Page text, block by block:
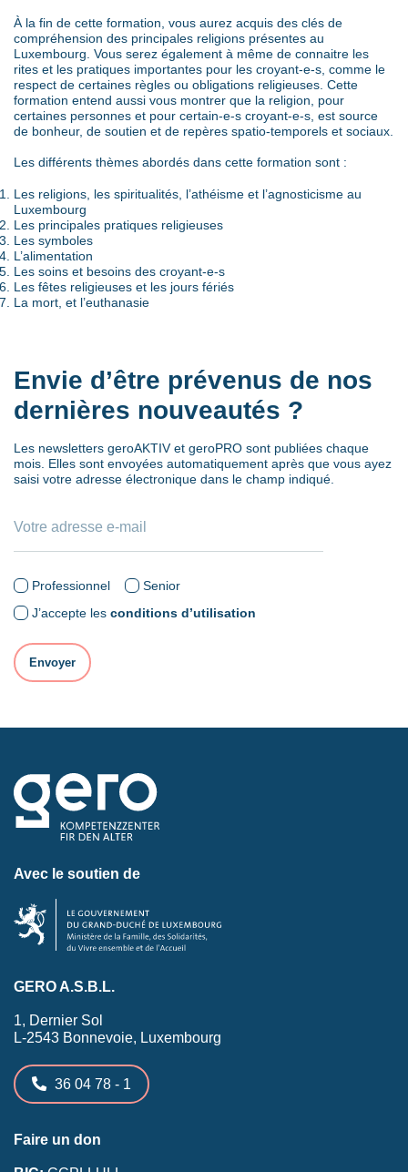
À la fin de cette formation, vous aurez acquis des clés de
compréhension des principales religions présentes au
Luxembourg. Vous serez également à même de connaitre les
rites et les pratiques importantes pour les croyant-e-s, comme le
respect de certaines règles ou obligations religieuses. Cette
formation entend aussi vous montrer que la religion, pour
certaines personnes et pour certain-e-s croyant-e-s, est source
de bonheur, de soutien et de repères spatio-temporels et sociaux.
Les différents thèmes abordés dans cette formation sont :
Les religions, les spiritualités, l’athéisme et l’agnosticisme au
Luxembourg
Les principales pratiques religieuses
Les symboles
L’alimentation
Les soins et besoins des croyant-e-s
Les fêtes religieuses et les jours fériés
La mort, et l’euthanasie
Envie d’être prévenus de nos
dernières nouveautés ?
Les newsletters geroAKTIV et geroPRO sont publiées chaque
mois. Elles sont envoyées automatiquement après que vous ayez
saisi votre adresse électronique dans le champ indiqué.
Professionnel
Senior
J’accepte les conditions d’utilisation
Avec le soutien de
GERO A.S.B.L.
1, Dernier Sol
L-2543 Bonnevoie, Luxembourg
36 04 78 - 1
Faire un don